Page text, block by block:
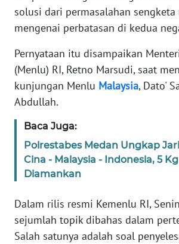
solusi dari permasalahan
mengenai perbatasan di kedua
Pernyataan itu disampaikan
(Menlu) RI, Retno Marsudi, saat
kunjungan Menlu Malaysia, Dato'
Abdullah.
Baca Juga:
Polrestabes Medan Ungkap
Cina - Malaysia - Indonesia, 5
Diamankan
Dalam rilis resmi Kemenlu RI,
sejumlah topik dibahas dalam
Salah satunya adalah soal
KARIR
DISCLAIMER
Regional
WN
WN
JAKARTA